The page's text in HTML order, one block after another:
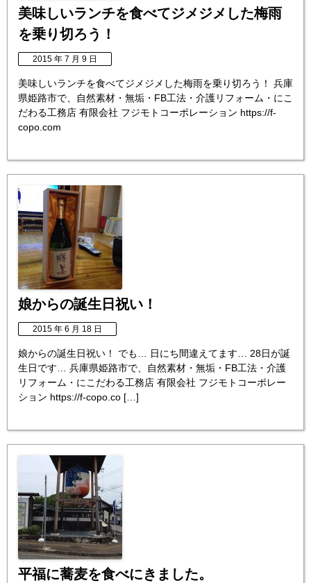
美味しいランチを食べてジメジメした梅雨
を乗り切ろう！
2015 年 7 月 9 日
美味しいランチを食べてジメジメした梅雨を乗り切ろう！ 兵庫
県姫路市で、自然素材・無垢・FB工法・介護リフォーム・にこ
だわる工務店 有限会社 フジモトコーポレーション https://f-
copo.com
娘からの誕生日祝い！
2015 年 6 月 18 日
娘からの誕生日祝い！ でも… 日にち間違えてます… 28日が誕
生日です… 兵庫県姫路市で、自然素材・無垢・FB工法・介護
リフォーム・にこだわる工務店 有限会社 フジモトコーポレー
ション https://f-copo.co […]
平福に蕎麦を食べにきました。